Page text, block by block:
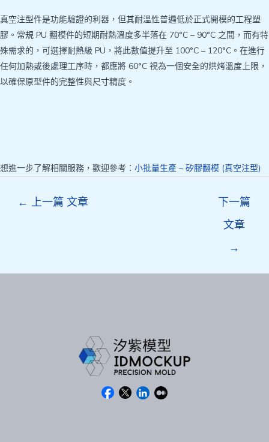
真空注型件是功能驗證的利器，但其耐溫性普遍低於正式開模的工程塑
膠。常規 PU 翻模件的短期耐熱溫度多半落在 70°C – 90°C 之間，而有特
殊需求的，可選擇耐熱級 PU，將此數值提升至 100°C – 120°C。在進行
任何加熱或後處理工序時，都應將 60°C 視為一個安全的烘烤溫度上限，
以確保原型件的完整性與尺寸精度。
想進一步了解相關服務，歡迎參考： 小批量生產 – 矽膠翻模 (真空注型)
← 上一篇 文章
下一篇
文章
→